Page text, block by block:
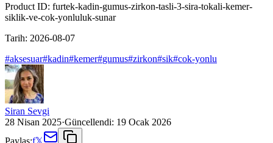
Product ID: furtek-kadin-gumus-zirkon-tasli-3-sira-tokali-kemer-
siklik-ve-cok-yonluluk-sunar
Tarih: 2026-08-07
#aksesuar#kadin#kemer#gumus#zirkon#sik#cok-yonlu
Siran Sevgi
28 Nisan 2025·Güncellendi: 19 Ocak 2026
Paylaş:f𝕏